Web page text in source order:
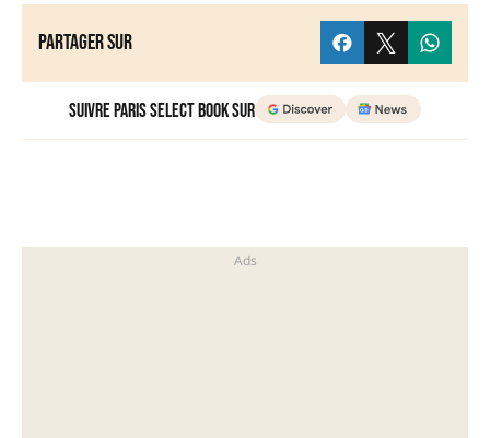
Partager sur
Suivre Paris Select Book sur